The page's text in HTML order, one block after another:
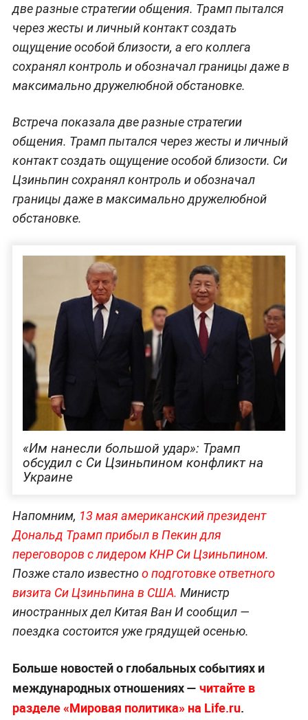
две разные стратегии общения. Трамп пытался
через жесты и личный контакт создать
ощущение особой близости, а его коллега
сохранял контроль и обозначал границы даже в
максимально дружелюбной обстановке.
Встреча показала две разные стратегии
общения. Трамп пытался через жесты и личный
контакт создать ощущение особой близости. Си
Цзиньпин сохранял контроль и обозначал
границы даже в максимально дружелюбной
обстановке.
«Им нанесли большой удар»: Трамп
обсудил с Си Цзиньпином конфликт на
Украине
Напомним, 13 мая американский президент
Дональд Трамп прибыл в Пекин для
переговоров с лидером КНР СиЦзиньпином.
Позже стало известноо подготовке ответного
визита Си Цзиньпина в США. Министр
иностранных дел Китая Ван И сообщил —
поездка состоится уже грядущей осенью.
Больше новостей о глобальных событиях и
международных отношениях — читайте в
разделе «Мировая политика» на Life.ru.